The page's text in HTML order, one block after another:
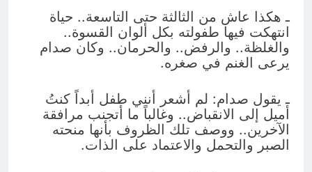
ـ هكذا عاش من الثالثة حتى التاسعة.. حياة
انتهكت فيها طفولته بكل ألوان القسوة..
والغلظة.. والرفض.. والحرمان.. وكان صدام
يرعى الغنم في صغره.
ـ يقول صدام: لم أشعر أنني طفل أبداً كنتُ
أميل إلى الانقباض.. وغالباً ما أتجنب مرافقة
الآخرين.. ووصف تلك الظروف بأنها منحته
الصبر والتحمل والاعتماد على الذات.